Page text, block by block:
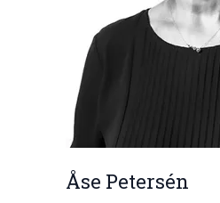
Åse Petersén